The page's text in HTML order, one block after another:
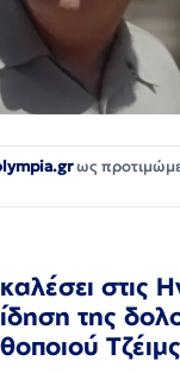
ως
στις
της